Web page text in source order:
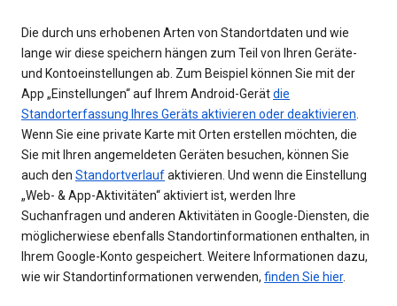
Die durch uns erhobenen Arten von Standortdaten und wie
lange wir diese speichern hängen zum Teil von Ihren Geräte-
und Kontoeinstellungen ab. Zum Beispiel können Sie mit der
App „Einstellungen“ auf Ihrem Android-Gerätdie
Standorterfassung Ihres Geräts aktivieren oder deaktivieren.
Wenn Sie eine private Karte mit Orten erstellen möchten, die
Sie mit Ihren angemeldeten Geräten besuchen, können Sie
auch den Standortverlaufaktivieren. Und wenn die Einstellung
„Web- & App-Aktivitäten“ aktiviert ist, werden Ihre
Suchanfragen und anderen Aktivitäten in Google-Diensten, die
möglicherwiese ebenfalls Standortinformationen enthalten, in
Ihrem Google-Konto gespeichert. Weitere Informationen dazu,
wie wir Standortinformationen verwenden, finden Sie hier.